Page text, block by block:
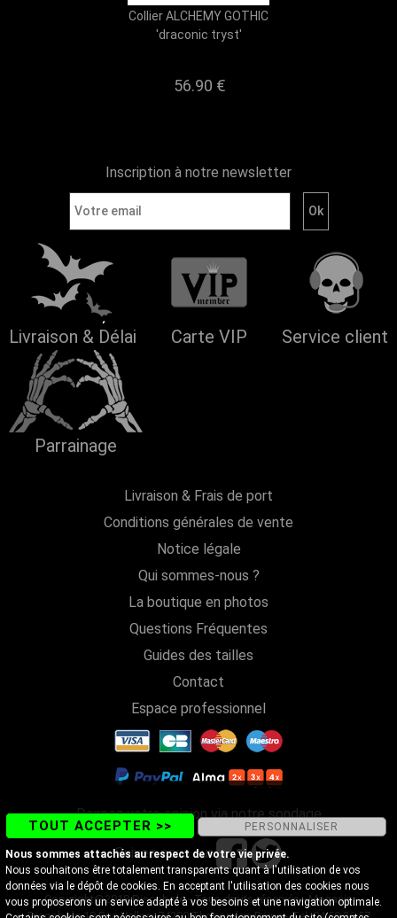
Collier ALCHEMY GOTHIC
'draconic tryst'
56.90 €
Inscription à notre newsletter
Livraison & Délai Carte VIP Service client
Parrainage
Livraison & Frais de port
Conditions générales de vente
Notice légale
Qui sommes-nous ?
La boutique en photos
Questions Fréquentes
Guides des tailles
Contact
Espace professionnel
Donnez votre opinion via notre sondage
Suivez-nous sur
Copyright@2018 Discobole - Tous droits réservés - Magasin
TOUT ACCEPTER >> PERSONNALISER
Nous sommes attachés au respect de votre vie privée.
Nous souhaitons être totalement transparents quant à l'utilisation de vos
données via le dépôt de cookies. En acceptant l'utilisation des cookies nous
vous proposerons un service adapté à vos besoins et une navigation optimale.